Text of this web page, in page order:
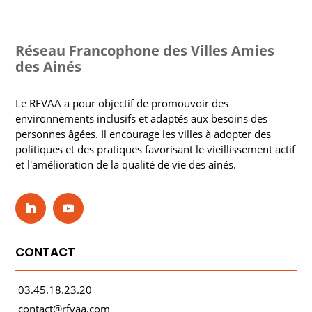
Réseau Francophone des Villes Amies
des Ainés
Le RFVAA a pour objectif de promouvoir des
environnements inclusifs et adaptés aux besoins des
personnes âgées. Il encourage les villes à adopter des
politiques et des pratiques favorisant le vieillissement actif
et l'amélioration de la qualité de vie des aînés.
CONTACT
03.45.18.23.20
contact@rfvaa.com